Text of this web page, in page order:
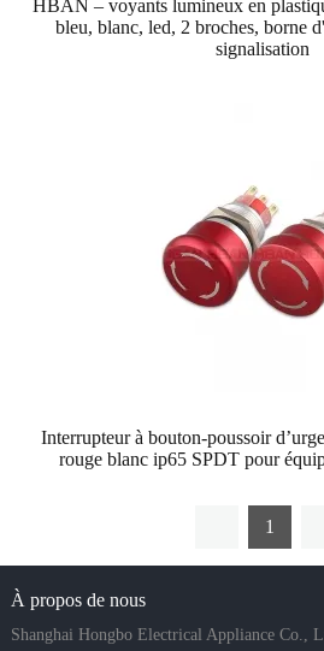
HBAN – voyants lumineux en
bleu, blanc, led, 2 broches, borne
signalisation
Interrupteur à bouton-poussoir
rouge blanc ip65 SPDT pour
1
À propos de nous
Shanghai Hongbo Electrical Appliance Co.,